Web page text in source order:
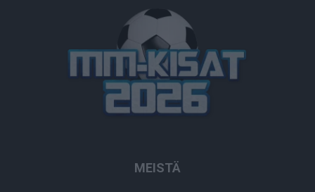
MEISTÄ